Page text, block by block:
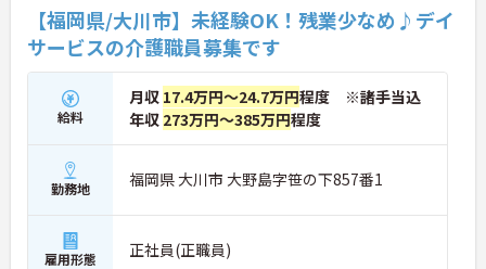
【福岡県/大川市】未経験OK！残業少なめ♪デイ
サービスの介護職員募集です
給料
月収 17.4万円～24.7万円程度 ※諸手当込
年収 273万円～385万円程度
勤務地 福岡県 大川市 大野島字笹の下857番1
雇用形態 正社員(正職員)